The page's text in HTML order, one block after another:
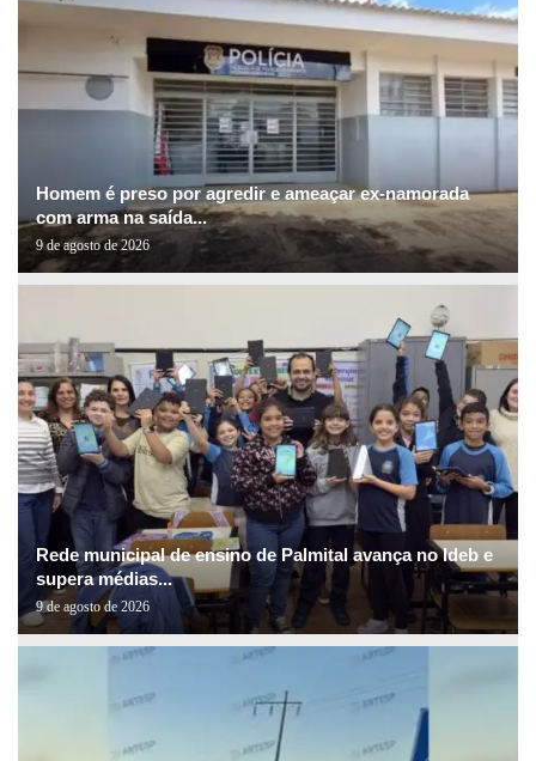
Homem é preso por agredir e ameaçar ex-namorada
com arma na saída...
9 de agosto de 2026
Rede municipal de ensino de Palmital avança no Ideb e
supera médias...
9 de agosto de 2026